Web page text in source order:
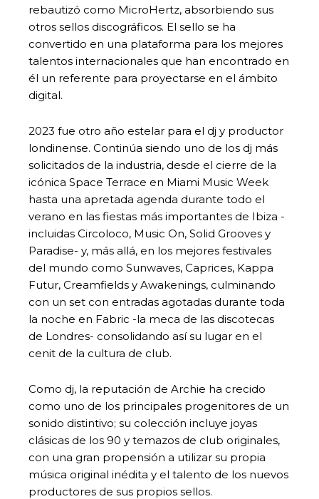
rebautizó como MicroHertz, absorbiendo sus
otros sellos discográficos. El sello se ha
convertido en una plataforma para los mejores
talentos internacionales que han encontrado en
él un referente para proyectarse en el ámbito
digital.
2023 fue otro año estelar para el dj y productor
londinense. Continúa siendo uno de los dj más
solicitados de la industria, desde el cierre de la
icónica Space Terrace en Miami Music Week
hasta una apretada agenda durante todo el
verano en las fiestas más importantes de Ibiza -
incluidas Circoloco, Music On, Solid Grooves y
Paradise- y, más allá, en los mejores festivales
del mundo como Sunwaves, Caprices, Kappa
Futur, Creamfields y Awakenings, culminando
con un set con entradas agotadas durante toda
la noche en Fabric -la meca de las discotecas
de Londres- consolidando así su lugar en el
cenit de la cultura de club.
Como dj, la reputación de Archie ha crecido
como uno de los principales progenitores de un
sonido distintivo; su colección incluye joyas
clásicas de los 90 y temazos de club originales,
con una gran propensión a utilizar su propia
música original inédita y el talento de los nuevos
productores de sus propios sellos.